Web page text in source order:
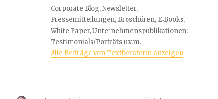
Corporate Blog, Newsletter,
Pressemitteilungen, Broschüren, E‐Books,
White Paper, Unternehmenspublikationen;
Testimonials/Porträts u.v.m.
Alle Beiträge von Textberaterin anzeigen